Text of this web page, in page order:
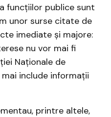
funcțiilor publice sunt
unor surse citate de
imediate și majore:
nu vor mai fi
Naționale de
include informații
printre altele,